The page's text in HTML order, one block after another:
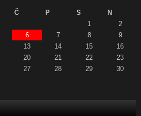
Č P S
N
1
2
6 7 8
9
13 14 15
16
20 21 22
23
27 28 29
30